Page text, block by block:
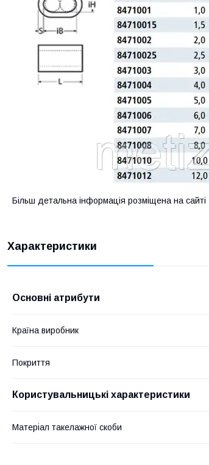
Більш детальна інформація розміщена на сайті
Характеристики
Основні атрибути
Країна виробник
Покриття
Користувальницькі характеристики
Матеріал такелажної скоби